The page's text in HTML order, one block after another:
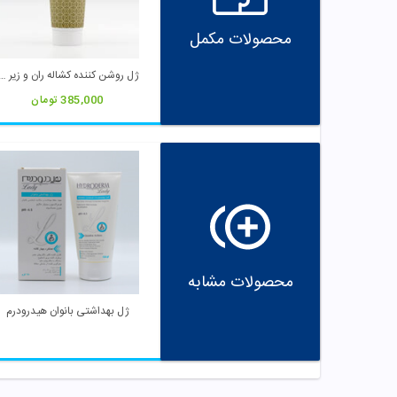
محصولات مکمل
ژل روشن کننده کشاله ران و زیر بغل سروینا
385,000 تومان
محصولات مشابه
ژل بهداشتی بانوان هیدرودرم